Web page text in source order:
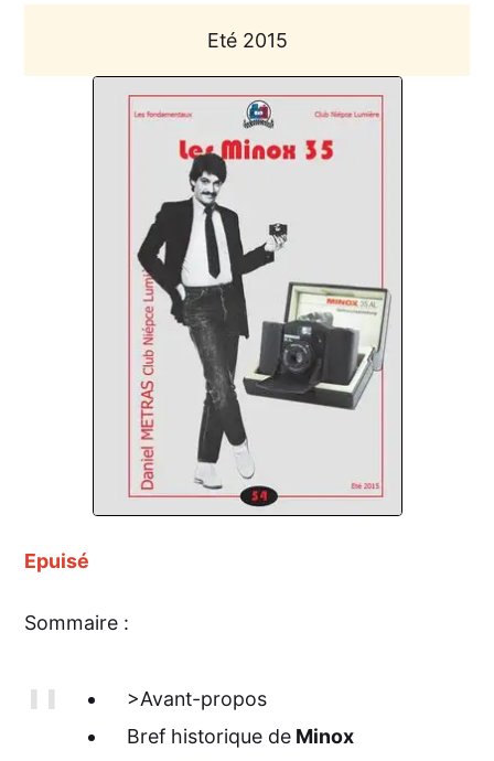
Eté 2015
Epuisé
Sommaire :
>Avant-propos
Bref historique de Minox